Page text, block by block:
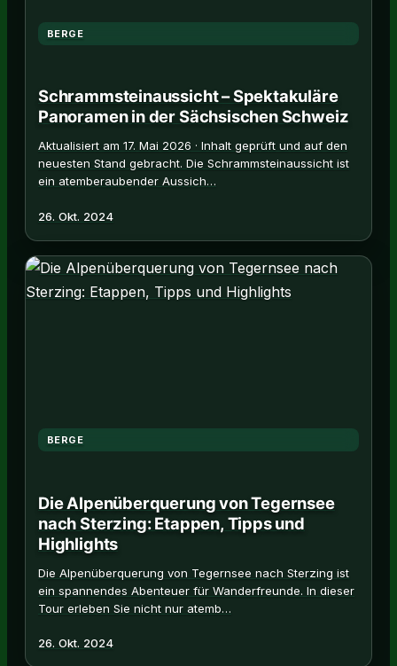
BERGE
Schrammsteinaussicht – Spektakuläre
Panoramen in der Sächsischen Schweiz
Aktualisiert am 17. Mai 2026 · Inhalt geprüft und auf den
neuesten Stand gebracht. Die Schrammsteinaussicht ist
ein atemberaubender Aussich…
26. Okt. 2024
BERGE
Die Alpenüberquerung von Tegernsee
nach Sterzing: Etappen, Tipps und
Highlights
Die Alpenüberquerung von Tegernsee nach Sterzing ist
ein spannendes Abenteuer für Wanderfreunde. In dieser
Tour erleben Sie nicht nur atemb…
26. Okt. 2024